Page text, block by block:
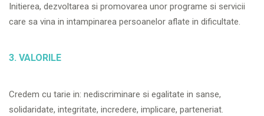
Initierea, dezvoltarea si promovarea unor programe si servicii
care sa vina in intampinarea persoanelor aflate in dificultate.
3. VALORILE
Credem cu tarie in: nediscriminare si egalitate in sanse,
solidaridate, integritate, incredere, implicare, parteneriat.